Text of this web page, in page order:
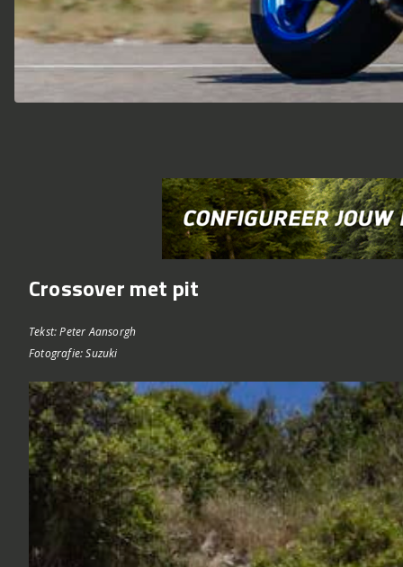
Crossover met pit
Tekst: Peter Aansorgh
Fotografie: Suzuki